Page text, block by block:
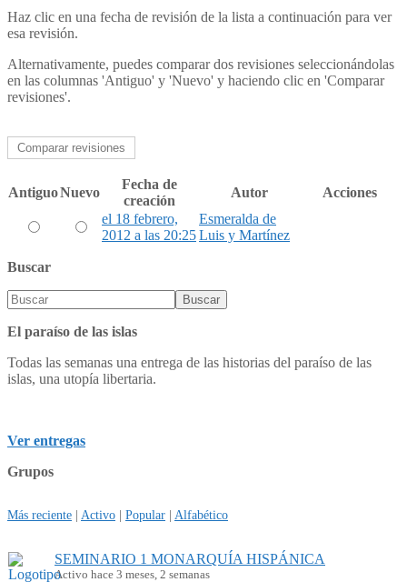
Haz clic en una fecha de revisión de la lista a continuación para ver
esa revisión.
Alternativamente, puedes comparar dos revisiones seleccionándolas
en las columnas 'Antiguo' y 'Nuevo' y haciendo clic en 'Comparar
revisiones'.
AntiguoNuevo
Fecha de
creación
Autor Acciones
Antiguo Nuevo
el 18 febrero,
2012 a las 20:25
Esmeralda de
Luis y Martínez
Buscar
El paraíso de las islas
Todas las semanas una entrega de las historias del paraíso de las
islas, una utopía libertaria.
Ver entregas
Grupos
Más reciente | Activo | Popular | Alfabético
SEMINARIO 1 MONARQUÍA HISPÁNICA
Activo hace 3 meses, 2 semanas